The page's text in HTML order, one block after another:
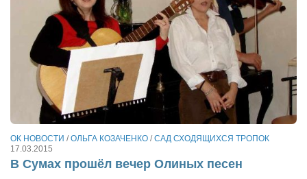
«Павел» — магазин мужской одежды
Туризм
«Траверс» — экипировочный центр
Журналисты
Александр Гвоздик
Музыканты
ОК НОВОСТИ /ОЛЬГА КОЗАЧЕНКО /САД СХОДЯЩИХСЯ ТРОПОК
17.03.2015
В Сумах прошёл вечер Олиных песен